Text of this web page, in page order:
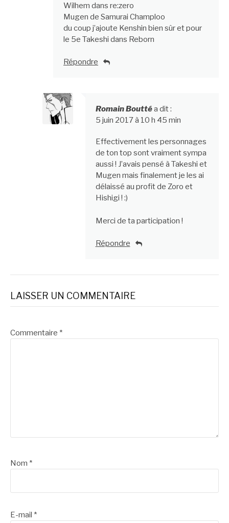
Wilhem dans re:zero
Mugen de Samurai Champloo
du coup j’ajoute Kenshin bien sûr et pour
le 5e Takeshi dans Reborn
Répondre
Romain Bouttéa dit :
5 juin 2017 à 10 h 45 min
Effectivement les personnages
de ton top sont vraiment sympa
aussi ! J’avais pensé à Takeshi et
Mugen mais finalement je les ai
délaissé au profit de Zoro et
Hishigi ! :)
Merci de ta participation !
Répondre
LAISSER UN COMMENTAIRE
Commentaire *
Nom *
E-mail *